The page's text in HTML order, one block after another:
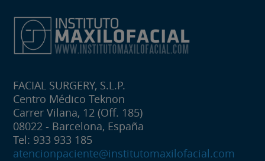
FACIAL SURGERY, S.L.P.
Centro Médico Teknon
Carrer Vilana, 12 (Off. 185)
08022 - Barcelona, España
Tel: 933 933 185
atencionpaciente@institutomaxilofacial.com